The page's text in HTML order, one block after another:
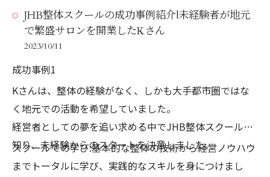
JHB整体スクールの成功事例紹介|未経験者が地元
で繁盛サロンを開業したKさん
2023/10/11
成功事例1
Kさんは、整体の経験がなく、しかも大手都市圏ではな
く地元での活動を希望していました。
経営者としての夢を追い求める中でJHB整体スクールを
知り、未経験からのスタートを決意しました。
スクールでの学び:基本的な整体の技術から経営ノウハウ
までトータルに学び、実践的なスキルを身につけまし